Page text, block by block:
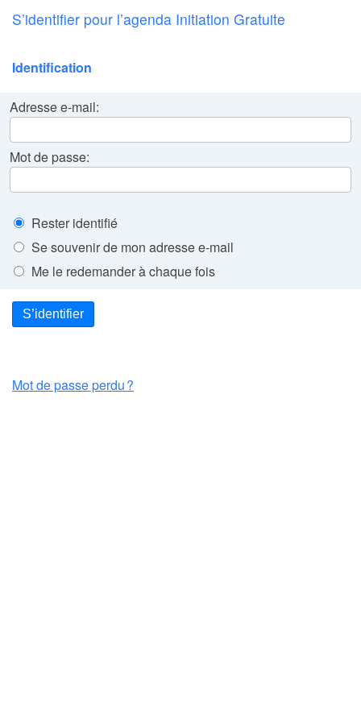
S’identifier pour l’agenda Initiation Gratuite
Identification
Adresse e-mail:
Mot de passe:
Rester identifié
Se souvenir de mon adresse e-mail
Me le redemander à chaque fois
S’identifier
Mot de passe perdu ?